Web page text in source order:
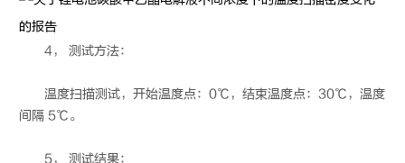
4， 测试方法：
温度扫描测试，开始温度点：0℃，结束温度点：30℃，温度
间隔 5℃。
5， 测试结果：